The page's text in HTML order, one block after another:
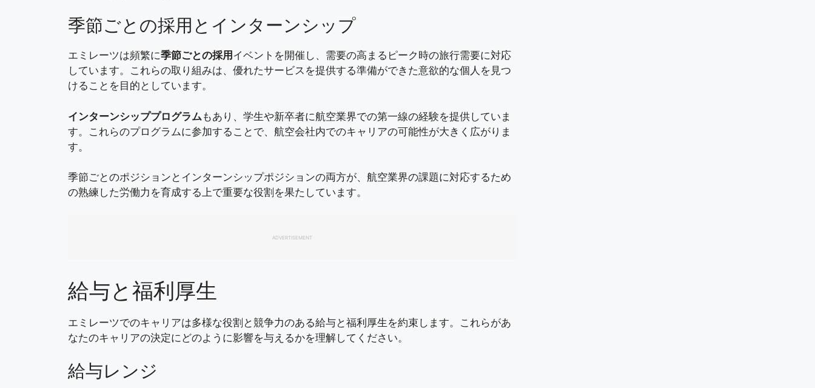
季節ごとの採用とインターンシップ
エミレーツは頻繁に季節ごとの採用 イベントを開催し、需要の高まるピーク時の旅行需要に対応
しています。これらの取り組みは、優れたサービスを提供する準備ができた意欲的な個人を見つ
けることを目的としています。
インターンシッププログラム もあり、学生や新卒者に航空業界での第一線の経験を提供していま
す。これらのプログラムに参加することで、航空会社内でのキャリアの可能性が大きく広がりま
す。
季節ごとのポジションとインターンシップポジションの両方が、航空業界の課題に対応するため
の熟練した労働力を育成する上で重要な役割を果たしています。
ADVERTISEMENT
給与と福利厚生
エミレーツでのキャリアは多様な役割と競争力のある給与と福利厚生を約束します。これらがあ
なたのキャリアの決定にどのように影響を与えるかを理解してください。
給与レンジ